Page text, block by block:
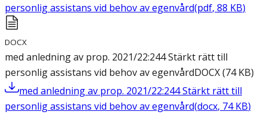
personlig assistans vid behov av egenvård(pdf, 88 KB)
DOCX
med anledning av prop. 2021/22:244 Stärkt rätt till
personlig assistans vid behov av egenvårdDOCX(74 KB)
med anledning av prop. 2021/22:244 Stärkt rätt till
personlig assistans vid behov av egenvård(docx, 74 KB)